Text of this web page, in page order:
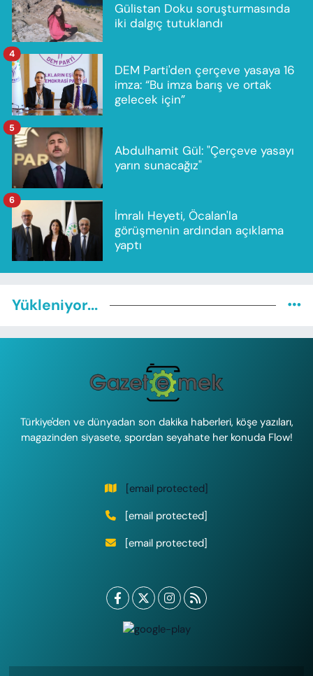
Gülistan Doku soruşturmasında
iki dalgıç tutuklandı
DEM Parti'den çerçeve yasaya 16
imza: “Bu imza barış ve ortak
gelecek için”
4
Abdulhamit Gül: "Çerçeve yasayı
yarın sunacağız"
5
İmralı Heyeti, Öcalan'la
görüşmenin ardından açıklama
yaptı
6
Yükleniyor...
Türkiye'den ve dünyadan son dakika haberleri, köşe yazıları,
magazinden siyasete, spordan seyahate her konuda Flow!
[email protected]
[email protected]
[email protected]